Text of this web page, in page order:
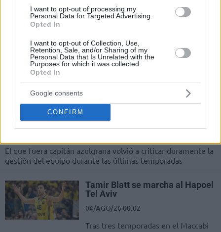
I want to opt-out of processing my
Personal Data for Targeted Advertising.
Opted In
I want to opt-out of Collection, Use,
Retention, Sale, and/or Sharing of my
Personal Data that Is Unrelated with the
Purposes for which it was collected.
Opted In
Google consents
CONFIRM
Gabriel Deck obtiene la
ciudadanía española
El alero argentino dejará de contar
como extracomunitario en la Liga
Endesa
Tomas Satoransky habla sin
tapujos sobre su salida del
decepción”
El que fuera capitán azulgrana volvió a criticar duramente la
gestión del equipo durante las últimas temporadas
Tamir Blatt se marcha al Hapoel
Tel Aviv
04/AGO/26 00:02
Tras tres temporadas en el Maccabi